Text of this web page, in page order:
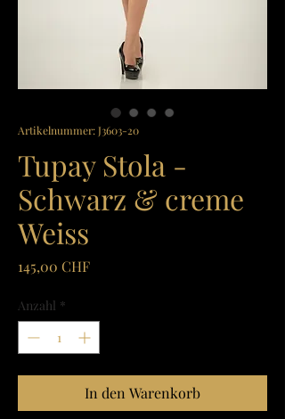
Artikelnummer: J3603-20
Tupay Stola -
Schwarz & creme
Weiss
145,00 CHFPreis
Anzahl *
In den Warenkorb